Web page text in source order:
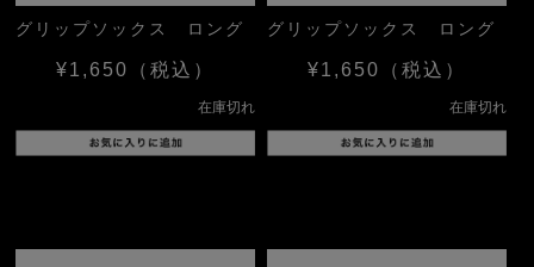
グリップソックス ロング
¥1,650 （税込）
在庫切れ
グリップソックス ロング
¥1,650 （税込）
在庫切れ